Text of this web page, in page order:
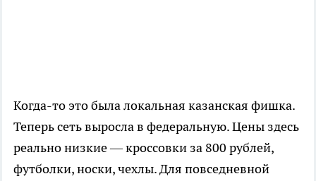
Когда-то это была локальная казанская фишка.
Теперь сеть выросла в федеральную. Цены здесь
реально низкие — кроссовки за 800 рублей,
футболки, носки, чехлы. Для повседневной